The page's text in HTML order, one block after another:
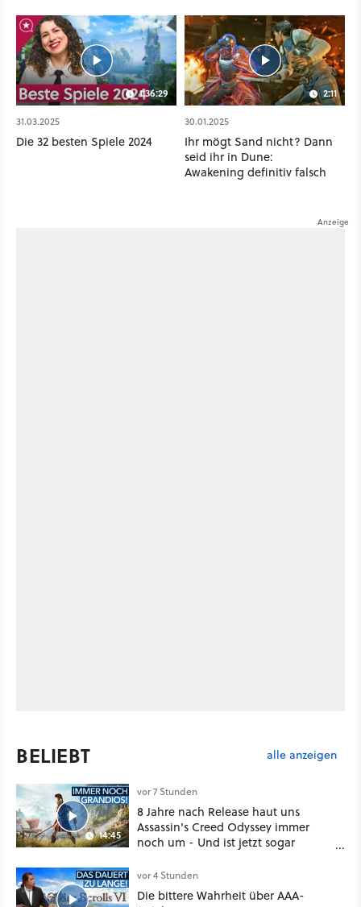
1:36:29
31.03.2025
Die 32 besten Spiele 2024
2:11
30.01.2025
Ihr mögt Sand nicht? Dann
seid ihr in Dune:
Awakening definitiv falsch
BELIEBT alle anzeigen
14:45
vor 7 Stunden
8 Jahre nach Release haut uns
Assassin's Creed Odyssey immer
noch um - Und ist jetzt sogar
vor 4 Stunden
Die bittere Wahrheit über AAA-